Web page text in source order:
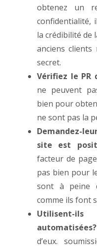
obtenez un
confidentialité,
la crédibilité de
anciens
secret.
Vérifiez le PR
ne peuvent
bien pour
ne sont pas la
Demandez-
site est
facteur de
pas bien pour
sont à peine
comme ils font
Utilisent-
automatisées?
d’eux.